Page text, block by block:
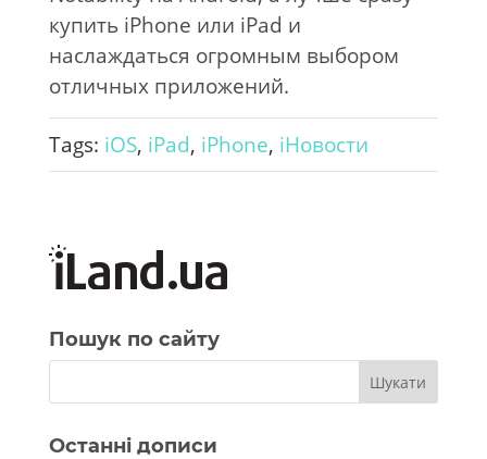
купить iPhone или iPad и
наслаждаться огромным выбором
отличных приложений.
Tags: iOS, iPad, iPhone, iНовости
Пошук по сайту
Останні дописи